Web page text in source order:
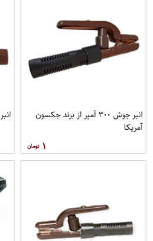
انبر جوش ۳۰۰ آمپر از برند جکسون
آمریکا
۱
انبر جوش